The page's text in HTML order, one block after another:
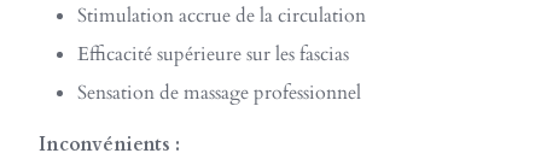
Stimulation accrue de la circulation
Efficacité supérieure sur les fascias
Sensation de massage professionnel
Inconvénients :